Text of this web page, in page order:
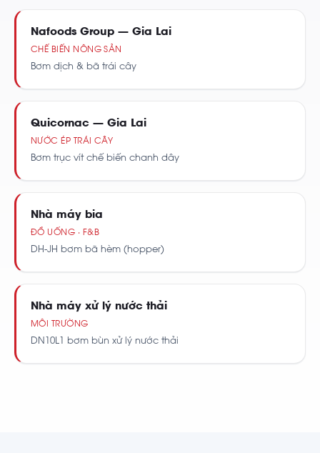
Nafoods Group — Gia Lai
CHẾ BIẾN NÔNG SẢN
Bơm dịch & bã trái cây
Quicornac — Gia Lai
NƯỚC ÉP TRÁI CÂY
Bơm trục vít chế biến chanh dây
Nhà máy bia
ĐỒ UỐNG · F&B
DH-JH bơm bã hèm (hopper)
Nhà máy xử lý nước thải
MÔI TRƯỜNG
DN10L1 bơm bùn xử lý nước thải